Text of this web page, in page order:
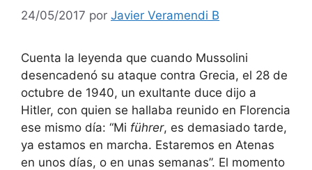
24/05/2017 por Javier Veramendi B
Cuenta la leyenda que cuando Mussolini
desencadenó su ataque contra Grecia, el 28 de
octubre de 1940, un exultante duce dijo a
Hitler, con quien se hallaba reunido en Florencia
ese mismo día: “Mi führer, es demasiado tarde,
ya estamos en marcha. Estaremos en Atenas
en unos días, o en unas semanas”. El momento